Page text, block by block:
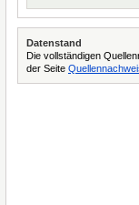
Datenstand
Die vollständigen
der Seite